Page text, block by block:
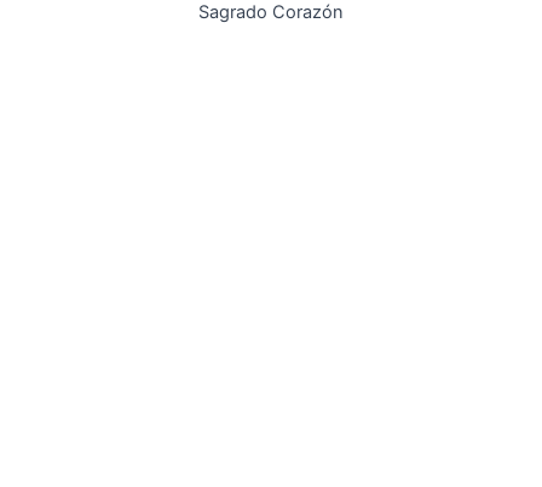
Sagrado Corazón